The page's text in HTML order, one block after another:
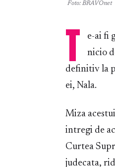
Foto: BRAVOnet
T
e-ai fi
nicio
definitiv la
ei, Nala.
Miza
intregi de
Curtea
judecata,